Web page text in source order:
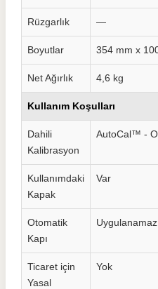
Rüzgarlık —
Boyutlar 354 mm x
Net Ağırlık 4,6 kg
Kullanım Koşulları
Dahili
Kalibrasyon
AutoCal™ -
Kullanımdaki
Kapak
Var
Otomatik
Kapı
Uygulanamaz
Ticaret için
Yasal
Yok